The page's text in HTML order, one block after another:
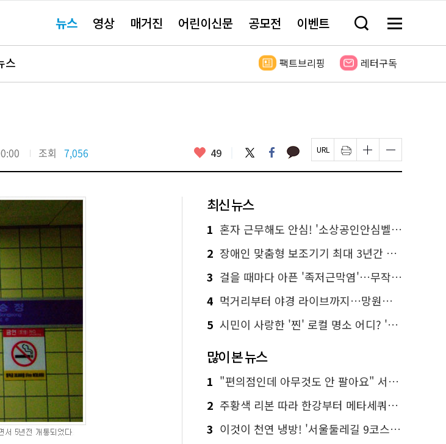
요뉴스 영상 매거진 어린이신문 공모전 이벤트 검
창
기
메
전
보
스 팩트브리핑 레터구독
조회 7,056 좋
요
49 트
위
터
페
이
스
카
카 페
이
지
인
쇄
하
글
자
크
하
기
글
자
크
하
기
최신 뉴스
1 혼자 근무해도 안심! '소상공인안심벨' 신청하세요
2 장애인 맞춤형 보조기기 최대 3년간 무상 대여…삶의 질 높인다
3 걸을 때마다 아픈 '족저근막염'…무작정 참지 말고 '이것' 해보세요!
4 먹거리부터 야경 라이브까지…망원한강공원 알짜 코스
5 시민이 사랑한 '찐' 로컬 명소 어디? '서울에디션25' 추천 코스
많이 본 뉴스
1 "편의점인데 아무것도 안 팔아요" 서울에서 가장 특별한 편의점의 정체
2 주황색 리본 따라 한강부터 메타세쿼이아 숲길까지…서울둘레길 15코스
3 이것이 천연 냉방! '서울둘레길 9코스'로 숲속 피서 떠나볼까